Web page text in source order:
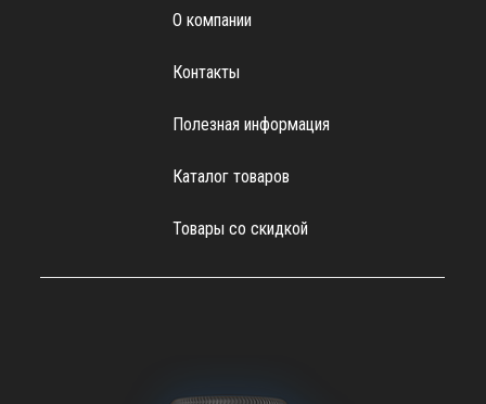
О компании
Контакты
Полезная информация
Каталог товаров
Товары со скидкой